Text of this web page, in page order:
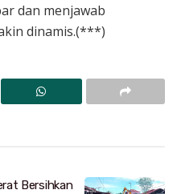
dan menjawab
dinamis.(***)
Bersihkan